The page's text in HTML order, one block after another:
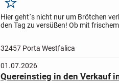
Merken
Hier geht´s nicht nur um Brötchen
den Tag zu versüßen! Ob mit
32457 Porta Westfalica
01.07.2026
Quereinstieg in den Verkauf